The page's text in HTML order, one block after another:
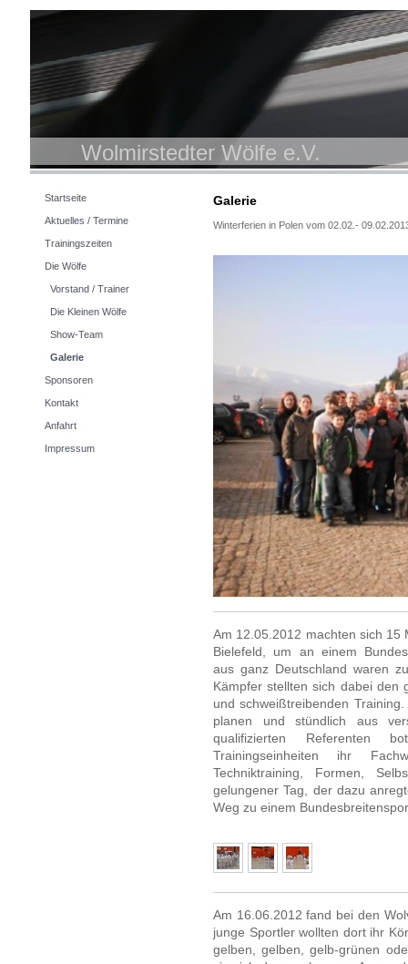
Wolmirstedter Wölfe e.V.
Startseite
Aktuelles / Termine
Trainingszeiten
Die Wölfe
Vorstand / Trainer
Die Kleinen Wölfe
Show-Team
Galerie
Sponsoren
Kontakt
Anfahrt
Impressum
Galerie
Winterferien in Polen vom 02.02.-
Am 12.05.2012 machten sich 15
Bielefeld, um an einem
aus ganz Deutschland waren
Kämpfer stellten sich dabei den
und schweißtreibenden
planen und stündlich aus
qualifizierten Referenten
Trainingseinheiten ihr
Techniktraining, Formen,
gelungener Tag, der dazu
Weg zu einem
Am 16.06.2012 fand bei den
junge Sportler wollten dort ihr
gelben, gelben, gelb-grünen